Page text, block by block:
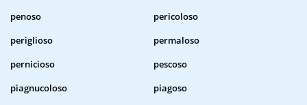
penoso
pericoloso
periglioso
permaloso
pernicioso
pescoso
piagnucoloso
piagoso